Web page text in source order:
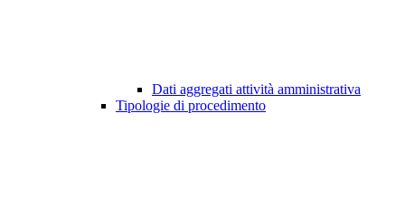
Dati aggregati attività amministrativa
Tipologie di procedimento